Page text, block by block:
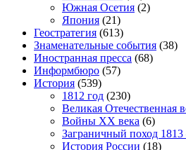
Южная Осетия (2)
Япония (21)
Геостратегия (613)
Знаменательные события (38)
Иностранная пресса (68)
Информбюро (57)
История (539)
1812 год (230)
Великая Отечественная
Войны XX века (6)
Заграничный поход
История России (18)